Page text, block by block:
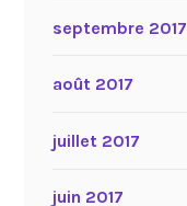
septembre 2017
août 2017
juillet 2017
juin 2017